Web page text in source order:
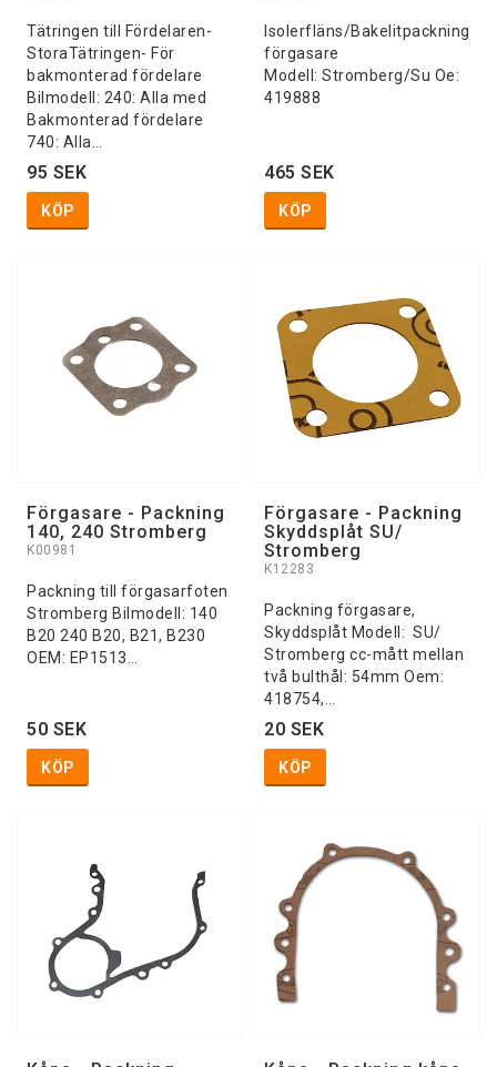
Tätringen till Fördelaren-
StoraTätringen- För
bakmonterad fördelare
Bilmodell: 240: Alla med
Bakmonterad fördelare
740: Alla…
95 SEK
KÖP
Isolerfläns/Bakelitpackning
förgasare
Modell: Stromberg/Su Oe:
419888
465 SEK
KÖP
Förgasare - Packning
140, 240 Stromberg
K00981
Packning till förgasarfoten
Stromberg Bilmodell: 140
B20 240 B20, B21, B230
OEM: EP1513…
50 SEK
KÖP
Förgasare - Packning
Skyddsplåt SU/
Stromberg
K12283
Packning förgasare,
Skyddsplåt Modell: SU/
Stromberg cc-mått mellan
två bulthål: 54mm Oem:
418754,…
20 SEK
KÖP